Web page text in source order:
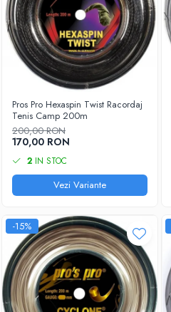
Pros Pro Hexaspin Twist Racordaj
Tenis Camp 200m
200,00 RON
170,00 RON
2 IN STOC
Vezi Variante
-15%